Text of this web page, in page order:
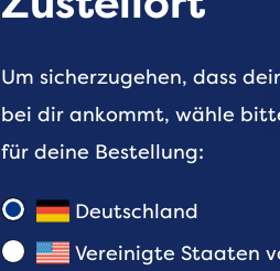
Um sicherzugehen, dass
bei dir ankommt, wähle
für deine Bestellung:
Deutschland
Vereinigte Staaten